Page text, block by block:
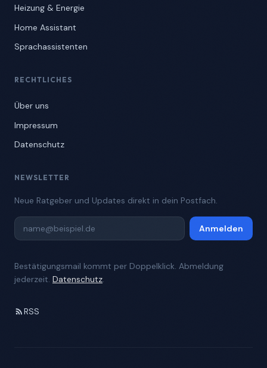
Heizung & Energie
Home Assistant
Sprachassistenten
RECHTLICHES
Über uns
Impressum
Datenschutz
NEWSLETTER
Neue Ratgeber und Updates direkt in dein Postfach.
Anmelden
Bestätigungsmail kommt per Doppelklick. Abmeldung
jederzeit. Datenschutz.
RSS